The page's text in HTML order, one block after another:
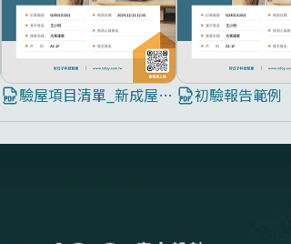
驗屋項目清單_新成屋8大屋況全面檢測 初驗報告範例